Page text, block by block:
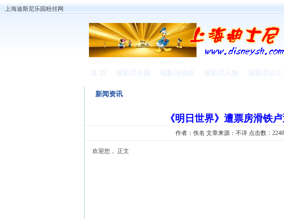
上海迪斯尼乐园粉丝网
新闻资讯
《明日世界》遭票房滑铁
作者：佚名 文章来源： 不详 点击数：
欢迎您， 正文